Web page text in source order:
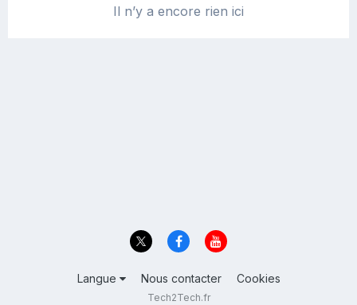
Il n’y a encore rien ici
Langue Nous contacter Cookies
Tech2Tech.fr